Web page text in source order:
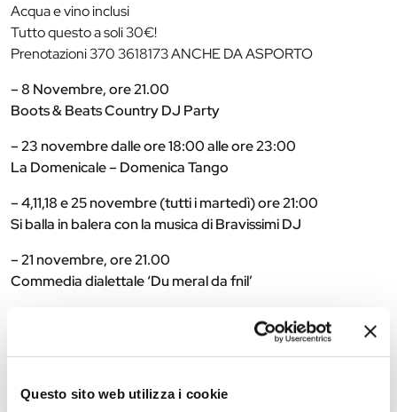
Questo sito web utilizza i cookie
Acqua e vino inclusi
Tutto questo a soli 30€!
Prenotazioni 370 3618173 ANCHE DA ASPORTO
– 8 Novembre, ore 21.00
Boots & Beats Country DJ Party
– 23 novembre dalle ore 18:00 alle ore 23:00
La Domenicale – Domenica Tango
– 4,11,18 e 25 novembre (tutti i martedì) ore 21:00
Si balla in balera con la musica di Bravissimi DJ
– 21 novembre, ore 21.00
Commedia dialettale ‘Du meral da fnil’
Il menu della sagra offre specialità come Cappellacci,
tanto altro. Gli eventi si svolgono al coperto e riscaldati.